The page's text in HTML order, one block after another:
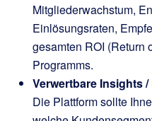
Mitgliederwachstum,
Einlösungsraten,
gesamten ROI (Return
Programms.
Verwertbare Insights
Die Plattform sollte